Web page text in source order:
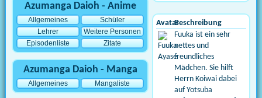
AvatarBeschreibung
Fuuka ist ein sehr
nettes und
freundliches
Mädchen. Sie hilft
Herrn Koiwai dabei
auf Yotsuba
Azumanga Daioh - Anime
Allgemeines
Schüler
Lehrer
Weitere Personen
Episodenliste
Zitate
Azumanga Daioh - Manga
Allgemeines Mangaliste